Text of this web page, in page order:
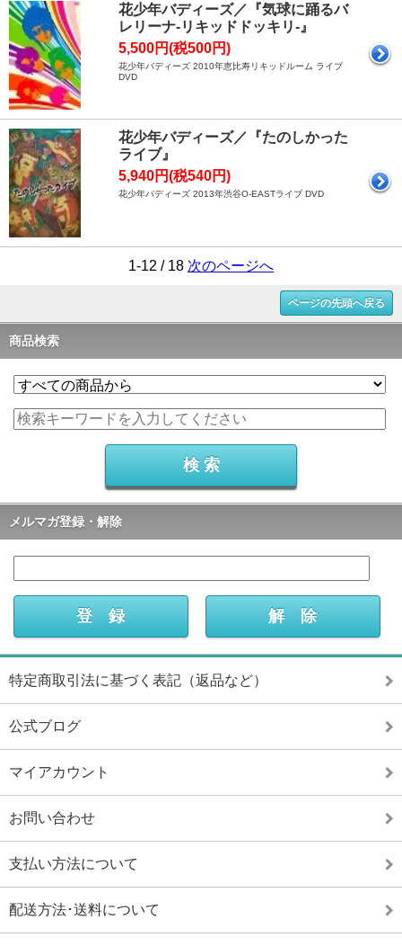
花少年バディーズ／『気球に踊るバ
レリーナ-リキッドドッキリ-』
5,500円(税500円)
花少年バディーズ 2010年恵比寿リキッドルーム ライブ
DVD
花少年バディーズ／『たのしかった
ライブ』
5,940円(税540円)
花少年バディーズ 2013年渋谷O-EASTライブ DVD
1-12 / 18 次のページへ
ページの先頭へ戻る
商品検索
メルマガ登録・解除
特定商取引法に基づく表記（返品など）
公式ブログ
マイアカウント
お問い合わせ
支払い方法について
配送方法･送料について